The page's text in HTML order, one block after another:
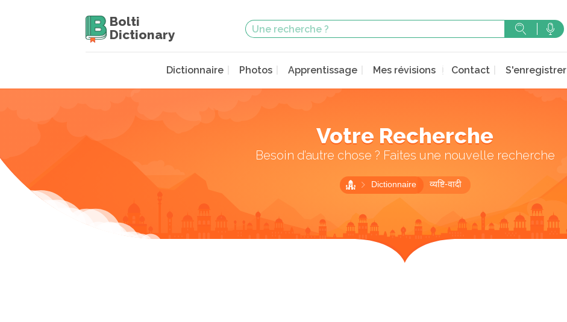
Bolti
Dictionary
Dictionnaire Photos Apprentissage Mes révisions Contact S'enregistrer
Votre Recherche
Besoin d’autre chose ? Faites une nouvelle recherche
Dictionnaire व्यष्टि-वादी